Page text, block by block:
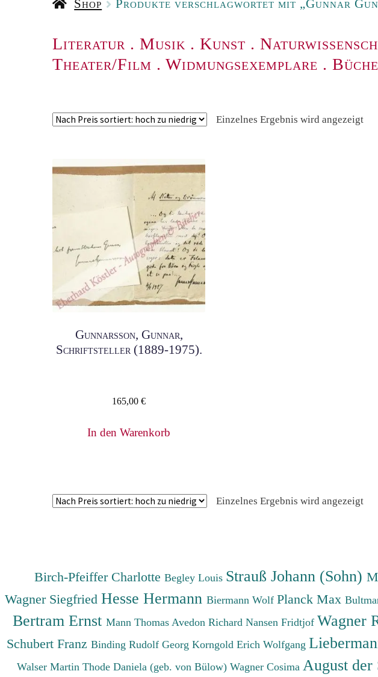
Shop Produkte verschlagwortet mit „Gunnar
Literatur . Musik . Kunst .
Theater/Film . Widmungsexemplare .
Einzelnes Ergebnis wird angezeigt
Gunnarsson, Gunnar,
Schriftsteller (1889-1975).
165,00€
In den Warenkorb
Einzelnes Ergebnis wird angezeigt
Birch-Pfeiffer CharlotteBegley Louis Strauß Johann (Sohn)
Wagner Siegfried Hesse Hermann Biermann Wolf Planck Max
Bertram Ernst Mann Thomas Avedon Richard Nansen Fridtjof Wagner
Schubert Franz Binding Rudolf Georg Korngold Erich Wolfgang
Walser Martin Thode Daniela (geb. von Bülow) Wagner Cosima August der